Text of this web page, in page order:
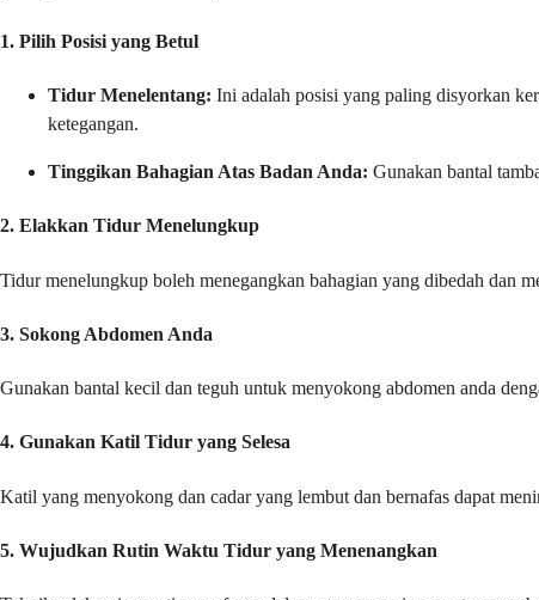
1. Pilih Posisi yang Betul
Tidur Menelentang: Ini adalah posisi yang paling disyorkan
ketegangan.
Tinggikan Bahagian Atas Badan Anda: Gunakan bantal
2. Elakkan Tidur Menelungkup
Tidur menelungkup boleh menegangkan bahagian yang dibedah dan
3. Sokong Abdomen Anda
Gunakan bantal kecil dan teguh untuk menyokong abdomen anda
4. Gunakan Katil Tidur yang Selesa
Katil yang menyokong dan cadar yang lembut dan bernafas dapat
5. Wujudkan Rutin Waktu Tidur yang Menenangkan